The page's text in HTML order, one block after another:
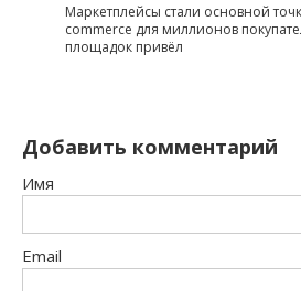
Маркетплейсы стали основной
commerce для миллионов
площадок привёл
Добавить комментарий
Имя
Email